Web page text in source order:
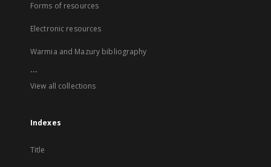
Forms of resources
Electronic resources
Warmia and Mazury bibliography
...
View all collections
Indexes
Title